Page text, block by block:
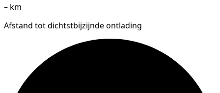
– km
Afstand tot dichtstbijzijnde ontlading